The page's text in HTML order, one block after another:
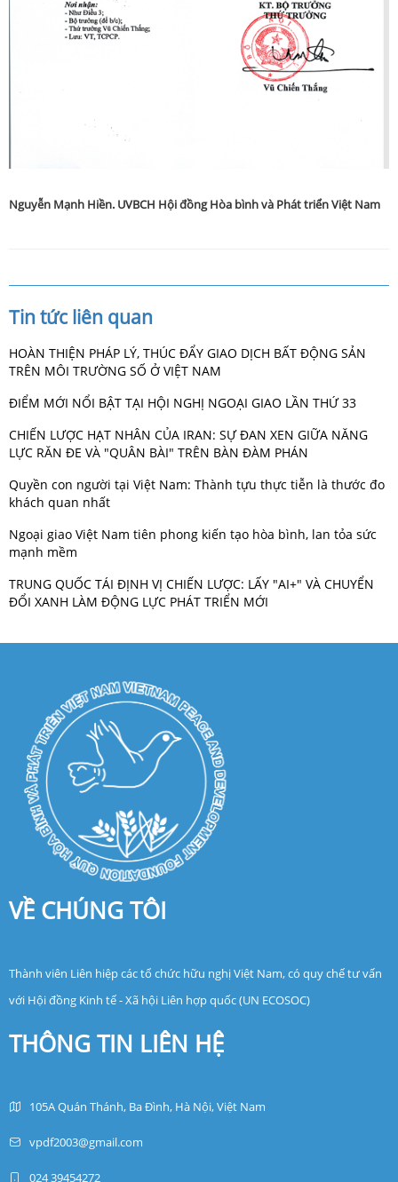
Nguyễn Mạnh Hiền. UVBCH Hội đồng Hòa bình và Phát triển Việt Nam
Tin tức liên quan
HOÀN THIỆN PHÁP LÝ, THÚC ĐẨY GIAO DỊCH BẤT ĐỘNG SẢN
TRÊN MÔI TRƯỜNG SỐ Ở VIỆT NAM
ĐIỂM MỚI NỔI BẬT TẠI HỘI NGHỊ NGOẠI GIAO LẦN THỨ 33
CHIẾN LƯỢC HẠT NHÂN CỦA IRAN: SỰ ĐAN XEN GIỮA NĂNG
LỰC RĂN ĐE VÀ "QUÂN BÀI" TRÊN BÀN ĐÀM PHÁN
Quyền con người tại Việt Nam: Thành tựu thực tiễn là thước đo
khách quan nhất
Ngoại giao Việt Nam tiên phong kiến tạo hòa bình, lan tỏa sức
mạnh mềm
TRUNG QUỐC TÁI ĐỊNH VỊ CHIẾN LƯỢC: LẤY "AI+" VÀ CHUYỂN
ĐỔI XANH LÀM ĐỘNG LỰC PHÁT TRIỂN MỚI
VỀ CHÚNG TÔI
Thành viên Liên hiệp các tổ chức hữu nghị Việt Nam, có quy chế tư vấn
với Hội đồng Kinh tế - Xã hội Liên hợp quốc (UN ECOSOC)
THÔNG TIN LIÊN HỆ
105A Quán Thánh, Ba Đình, Hà Nội, Việt Nam
vpdf2003@gmail.com
024 39454272